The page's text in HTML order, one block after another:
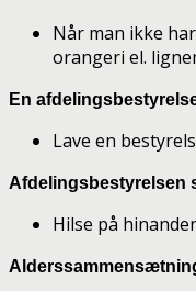
Når man ikke
orangeri el.
En
Lave en
Afdelingsbestyrelsen
Hilse på